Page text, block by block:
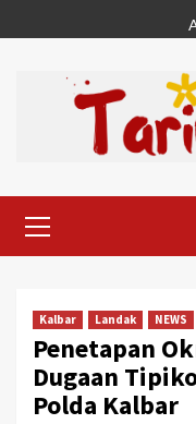
to
Menu
Kalbar Landak NEWS
Penetapan
Dugaan
Polda Kalbar